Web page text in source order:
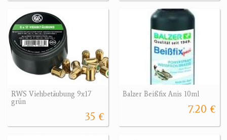
RWS Viehbetäubung 9x17
grün
35 €
Balzer Beißfix Anis 10ml
7.20 €